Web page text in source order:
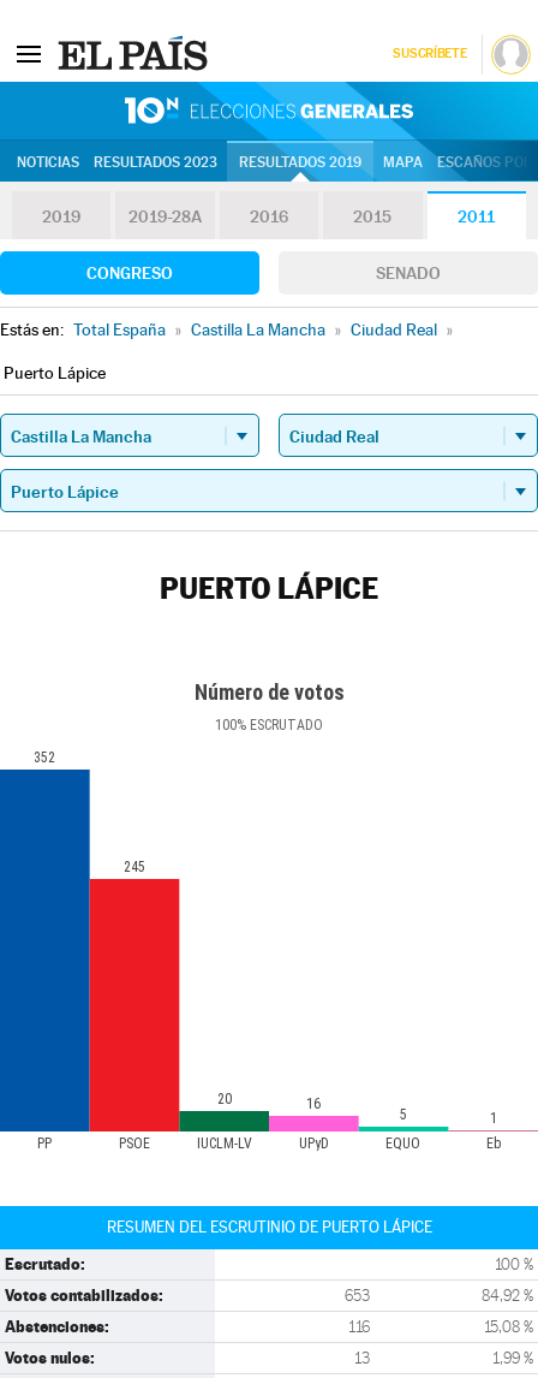
SUSCRÍBETE
NOTICIAS RESULTADOS 2023 RESULTADOS 2019 MAPA ESCAÑOS
2019 2019-28A 2016 2015 2011
CONGRESO SENADO
Estás en: Total España » Castilla La Mancha » Ciudad Real »
Puerto Lápice
PUERTO LÁPICE
Número de votos
100% ESCRUTADO
PP PSOE IUCLM-LV UPyD EQUO Eb
352
245
20 16
5 1
RESUMEN DEL ESCRUTINIO DE PUERTO LÁPICE
Escrutado: 100 %
Votos contabilizados: 653 84,92 %
Abstenciones: 116 15,08 %
Votos nulos: 13 1,99 %